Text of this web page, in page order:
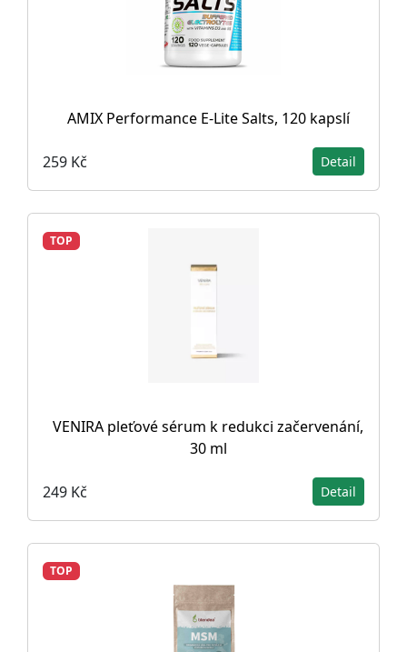
AMIX Performance E-Lite Salts, 120 kapslí
259 Kč Detail
TOP
VENIRA pleťové sérum k redukci začervenání,
30 ml
249 Kč Detail
TOP